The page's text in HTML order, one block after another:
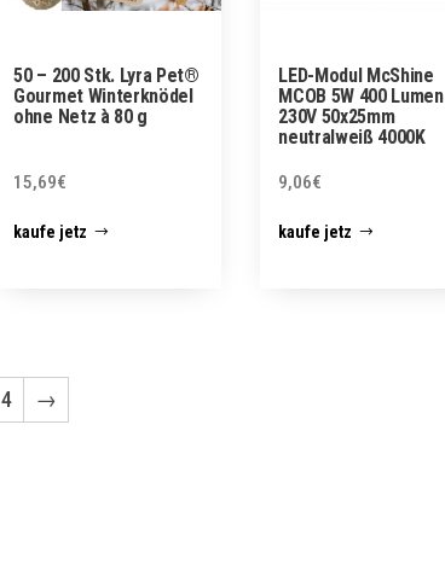
50 – 200 Stk. Lyra Pet®
Gourmet Winterknödel
ohne Netz à 80 g
15,69€
kaufe jetz
LED-Modul McShine
MCOB 5W 400 Lumen
230V 50x25mm
neutralweiß 4000K
9,06€
kaufe jetz
4 →